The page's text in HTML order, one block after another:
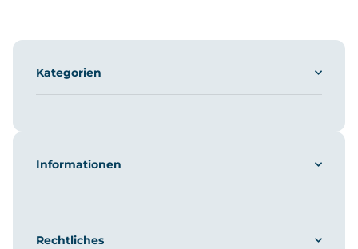
Kategorien
Informationen
Rechtliches